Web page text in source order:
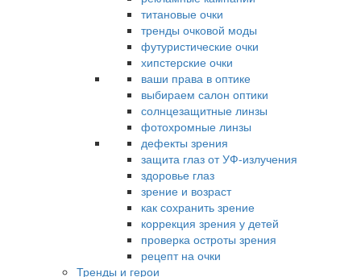
титановые очки
тренды очковой моды
футуристические очки
хипстерские очки
ваши права в оптике
выбираем салон оптики
солнцезащитные линзы
фотохромные линзы
дефекты зрения
защита глаз от УФ-излучения
здоровье глаз
зрение и возраст
как сохранить зрение
коррекция зрения у детей
проверка остроты зрения
рецепт на очки
Тренды и герои